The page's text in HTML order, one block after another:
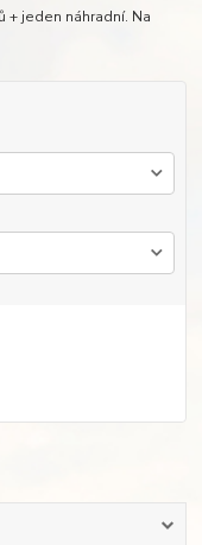
+ jeden náhradní. Na